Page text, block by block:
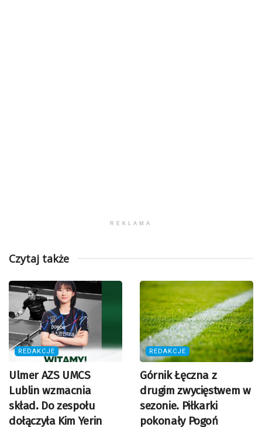
REKLAMA
Czytaj także
REDAKCJE
Ulmer AZS UMCS
Lublin wzmacnia
skład. Do zespołu
dołączyła Kim Yerin
REDAKCJE
Górnik Łęczna z
drugim zwycięstwem w
sezonie. Piłkarki
pokonały Pogoń